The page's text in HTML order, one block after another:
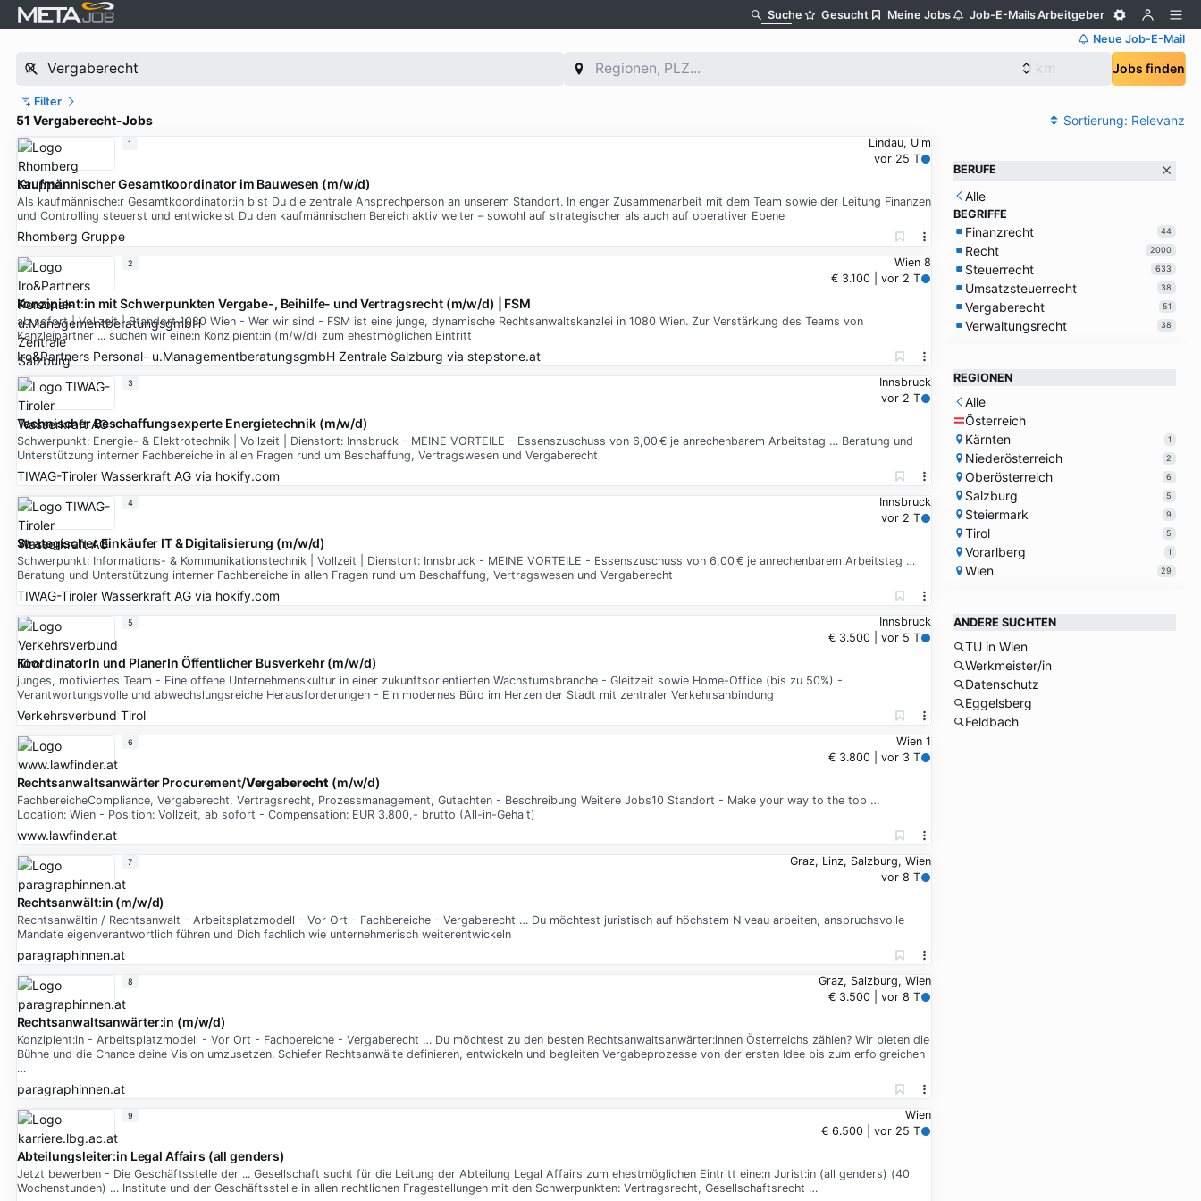
Suche Gesucht Meine Jobs Job-E-MailsArbeitgeber
Neue Job-E-Mail
Jobs finden
Filter
51 Vergaberecht-Jobs Sortierung: Relevanz
Lindau, Ulm
vor 25 T
Kaufmännischer Gesamtkoordinator im Bauwesen (m/w/d)
Als kaufmännische:r Gesamtkoordinator:in bist Du die zentrale Ansprechperson an unserem Standort. In enger Zusammenarbeit mit dem Team sowie der Leitung Finanzen
und Controlling steuerst und entwickelst Du den kaufmännischen Bereich aktiv weiter – sowohl auf strategischer als auch auf operativer Ebene
Rhomberg Gruppe
1
Wien 8
€ 3.100 | vor 2 T
Konzipient:in mit Schwerpunkten Vergabe-, Beihilfe- und Vertragsrecht (m/w/d) | FSM
ab sofort | Vollzeit | Standort 1080 Wien - Wer wir sind - FSM ist eine junge, dynamische Rechtsanwaltskanzlei in 1080 Wien. Zur Verstärkung des Teams von
Kanzleipartner ... suchen wir eine:n Konzipient:in (m/w/d) zum ehestmöglichen Eintritt
Iro&Partners Personal- u.ManagementberatungsgmbH Zentrale Salzburg via stepstone.at
2
Innsbruck
vor 2 T
Technischer Beschaffungsexperte Energietechnik (m/w/d)
Schwerpunkt: Energie- & Elektrotechnik | Vollzeit | Dienstort: Innsbruck - MEINE VORTEILE - Essenszuschuss von 6,00 € je anrechenbarem Arbeitstag … Beratung und
Unterstützung interner Fachbereiche in allen Fragen rund um Beschaffung, Vertragswesen und Vergaberecht
TIWAG-Tiroler Wasserkraft AGvia hokify.com
3
Innsbruck
vor 2 T
Strategischer Einkäufer IT & Digitalisierung (m/w/d)
Schwerpunkt: Informations- & Kommunikationstechnik | Vollzeit | Dienstort: Innsbruck - MEINE VORTEILE - Essenszuschuss von 6,00 € je anrechenbarem Arbeitstag …
Beratung und Unterstützung interner Fachbereiche in allen Fragen rund um Beschaffung, Vertragswesen und Vergaberecht
TIWAG-Tiroler Wasserkraft AGvia hokify.com
4
Innsbruck
€ 3.500 | vor 5 T
KoordinatorIn und PlanerIn Öffentlicher Busverkehr (m/w/d)
junges, motiviertes Team - Eine offene Unternehmenskultur in einer zukunftsorientierten Wachstumsbranche - Gleitzeit sowie Home-Office (bis zu 50%) -
Verantwortungsvolle und abwechslungsreiche Herausforderungen - Ein modernes Büro im Herzen der Stadt mit zentraler Verkehrsanbindung
Verkehrsverbund Tirol
5
Wien 1
€ 3.800 | vor 3 T
Rechtsanwaltsanwärter Procurement/Vergaberecht (m/w/d)
FachbereicheCompliance, Vergaberecht, Vertragsrecht, Prozessmanagement, Gutachten - Beschreibung Weitere Jobs10 Standort - Make your way to the top …
Location: Wien - Position: Vollzeit, ab sofort - Compensation: EUR 3.800,- brutto (All-in-Gehalt)
www.lawfinder.at
6
Graz, Linz, Salzburg, Wien
vor 8 T
Rechtsanwält:in (m/w/d)
Rechtsanwältin / Rechtsanwalt - Arbeitsplatzmodell - Vor Ort - Fachbereiche - Vergaberecht … Du möchtest juristisch auf höchstem Niveau arbeiten, anspruchsvolle
Mandate eigenverantwortlich führen und Dich fachlich wie unternehmerisch weiterentwickeln
paragraphinnen.at
7
Graz, Salzburg, Wien
€ 3.500 | vor 8 T
Rechtsanwaltsanwärter:in (m/w/d)
Konzipient:in - Arbeitsplatzmodell - Vor Ort - Fachbereiche - Vergaberecht … Du möchtest zu den besten Rechtsanwaltsanwärter:innen Österreichs zählen? Wir bieten die
Bühne und die Chance deine Vision umzusetzen. Schiefer Rechtsanwälte definieren, entwickeln und begleiten Vergabeprozesse von der ersten Idee bis zum erfolgreichen
…
paragraphinnen.at
8
Wien
€ 6.500 | vor 25 T
Abteilungsleiter:in Legal Affairs (all genders)
Jetzt bewerben - Die Geschäftsstelle der ... Gesellschaft sucht für die Leitung der Abteilung Legal Affairs zum ehestmöglichen Eintritt eine:n Jurist:in (all genders) (40
Wochenstunden) … Institute und der Geschäftsstelle in allen rechtlichen Fragestellungen mit den Schwerpunkten: Vertragsrecht, Gesellschaftsrecht …
9
BERUFE
Alle
BEGRIFFE
Finanzrecht 44
Recht 2000
Steuerrecht 633
Umsatzsteuerrecht 38
Vergaberecht 51
Verwaltungsrecht 38
REGIONEN
Alle
Österreich
Kärnten
1
Niederösterreich 2
Oberösterreich 6
Salzburg 5
Steiermark 9
Tirol 5
Vorarlberg 1
Wien 29
ANDERE SUCHTEN
TU in Wien
Werkmeister/in
Datenschutz
Eggelsberg
Feldbach